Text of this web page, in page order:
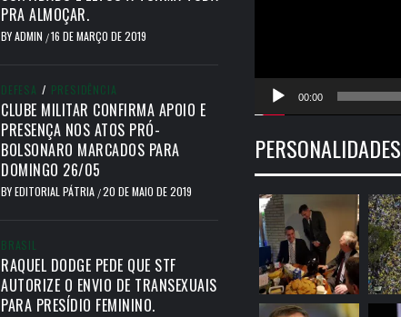
PRA ALMOÇAR.
BYADMIN /16 DE MARÇO DE 2019
DEFESA / PRESIDÊNCIA
CLUBE MILITAR CONFIRMA APOIO E
PRESENÇA NOS ATOS PRÓ-
BOLSONARO MARCADOS PARA
DOMINGO 26/05
BYEDITORIAL PÁTRIA /20 DE MAIO DE 2019
BRASIL
RAQUEL DODGE PEDE QUE STF
AUTORIZE O ENVIO DE TRANSEXUAIS
PARA PRESÍDIO FEMININO.
00:00
PERSONALIDADES